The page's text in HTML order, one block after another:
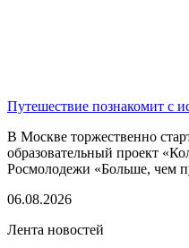
Путешествие познакомит с
В Москве торжественно
образовательный проект
Росмолодежи «Больше, чем
06.08.2026
Лента новостей